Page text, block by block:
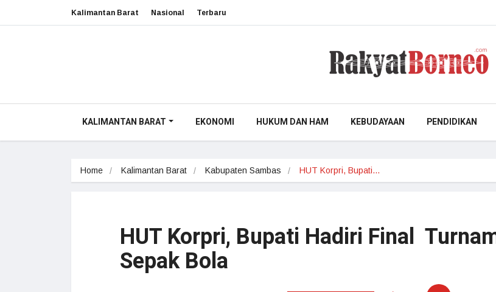
Kalimantan Barat Nasional Terbaru
KALIMANTAN BARAT EKONOMI HUKUM DAN HAM KEBUDAYAAN PENDIDIKAN
Home Kalimantan Barat Kabupaten Sambas HUT Korpri, Bupati…
HUT Korpri, Bupati Hadiri Final
Sepak Bola